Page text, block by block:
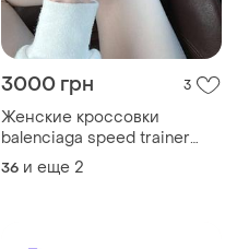
3000 грн 3
Женские кроссовки
balenciaga speed trainer
женккие кроссовки
баленсиаги
36 и еще 2